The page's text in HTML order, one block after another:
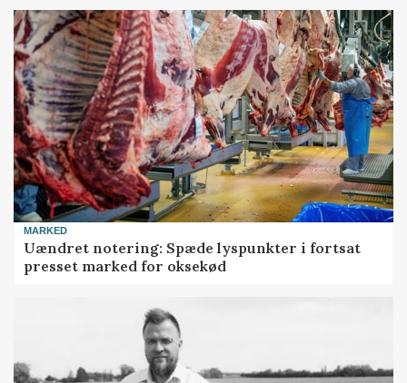
MARKED
Uændret notering: Spæde lyspunkter i fortsat
presset marked for oksekød